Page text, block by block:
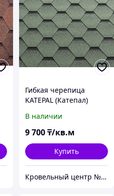
Гибкая черепица
KATEPAL (Катепал)
моховая
В наличии
9 700 ₸/кв.м
Купить
Кровельный центр №1 - Премиальные материалы, гибкая черепица, композитная черепица в Алматы